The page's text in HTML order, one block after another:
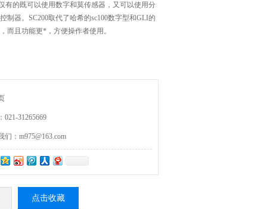
有的既可以使用数字和莫传感器，又可以使用分
制器。SC200取代了哈希的sc100数字型和GLI的
而且功能更*，方便操作者使用。
021-31265669
们：m975@163.com
点击收藏